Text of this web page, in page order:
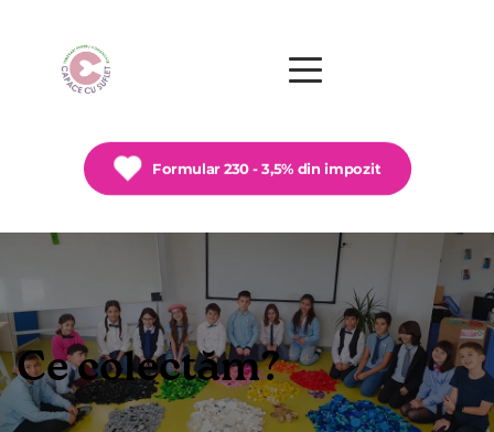
Formular 230 - 3,5% din impozit
Ce colectăm?